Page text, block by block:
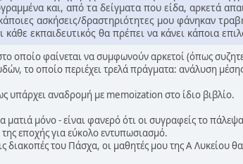
και, από τα δείγματα που είδα, αρκετά
ασκήσεις/δραστηριότητες μου φάνηκαν
κάθε εκπαιδευτικός θα πρέπει να κάνει κάποια
οποίο φαίνεται να συμφωνούν αρκετοί (όπως
το οποίο περιέχει τρελά πράγματα: ανάλυση
υπάρχει αναδρομή με memoization στο ίδιο βιβλίο.
ματιά μόνο - είναι φανερό ότι οι συγραφείς το
εποχής για εύκολο εντυπωσιασμό.
διακοπές του Πάσχα, οι μαθητές μου της Α Λυκείου